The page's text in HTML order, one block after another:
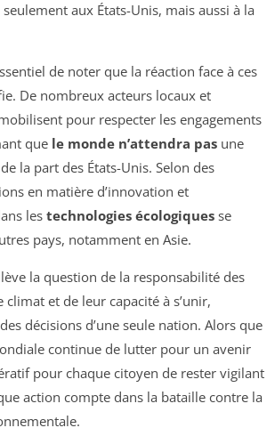
aux États-Unis, mais aussi à la
de noter que la réaction face à ces
De nombreux acteurs locaux et
pour respecter les engagements
que le monde n’attendra pas une
la part des États-Unis. Selon des
en matière d’innovation et
les technologies écologiques se
pays, notamment en Asie.
la question de la responsabilité des
climat et de leur capacité à s’unir,
décisions d’une seule nation. Alors que
continue de lutter pour un avenir
pour chaque citoyen de rester vigilant
action compte dans la bataille contre la